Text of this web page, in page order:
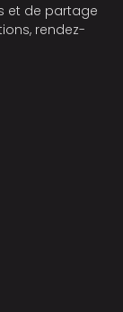
et de partage
rendez-